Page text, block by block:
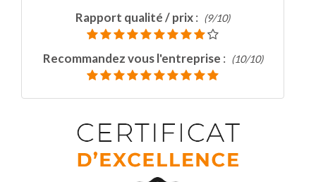
Rapport qualité / prix: (9/10)
Recommandez vous l'entreprise : (10/10)